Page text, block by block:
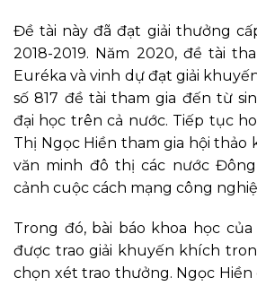
Đề tài này đã đạt giải thưởng
2018-2019. Năm 2020, đề tài
Euréka và vinh dự đạt giải
số 817 đề tài tham gia đến từ
đại học trên cả nước. Tiếp tục
Thị Ngọc Hiền tham gia hội thảo
văn minh đô thị các nước
cảnh cuộc cách mạng công
Trong đó, bài báo khoa học
được trao giải khuyến khích
chọn xét trao thưởng. Ngọc Hiền